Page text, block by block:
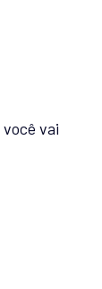
vai